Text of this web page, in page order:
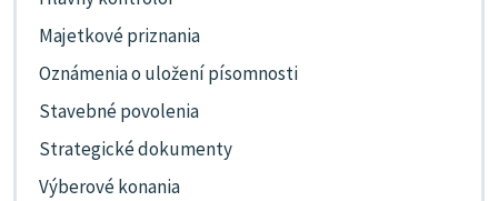
Majetkové priznania
Oznámenia o uložení písomnosti
Stavebné povolenia
Strategické dokumenty
Výberové konania